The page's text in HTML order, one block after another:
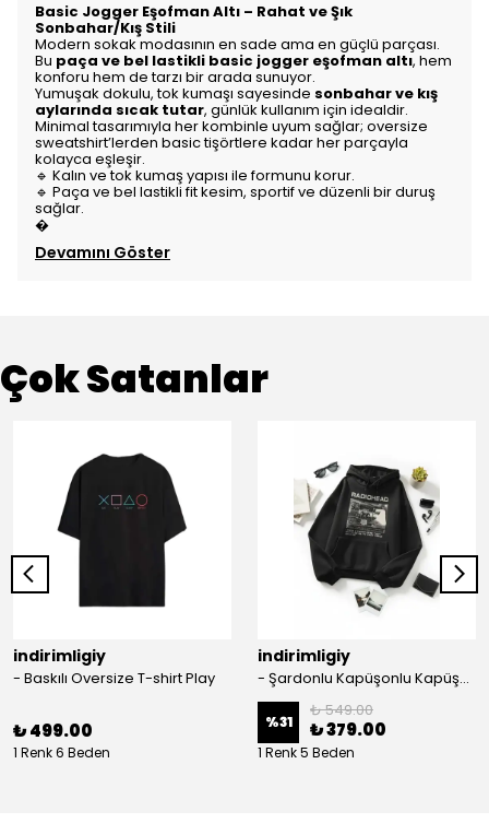
Basic Jogger Eşofman Altı – Rahat ve Şık
Sonbahar/Kış Stili
Modern sokak modasının en sade ama en güçlü parçası.
Bu paça ve bel lastikli basic jogger eşofman altı, hem
konforu hem de tarzı bir arada sunuyor.
Yumuşak dokulu, tok kumaşı sayesinde sonbahar ve kış
aylarında sıcak tutar, günlük kullanım için idealdir.
Minimal tasarımıyla her kombinle uyum sağlar; oversize
sweatshirt’lerden basic tişörtlere kadar her parçayla
kolayca eşleşir.
🔹 Kalın ve tok kumaş yapısı ile formunu korur.
🔹 Paça ve bel lastikli fit kesim, sportif ve düzenli bir duruş
sağlar.
�
Devamını Göster
Çok Satanlar
indirimligiy
- Baskılı Oversize T-shirt Play
₺ 499.00
1 Renk 6 Beden
indirimligiy
- Şardonlu Kapüşonlu Kapüşonlu Kanguru Cep Oversize Lastik Paça Sweatshirt Takimi
%31
₺ 549.00
₺ 379.00
1 Renk 5 Beden